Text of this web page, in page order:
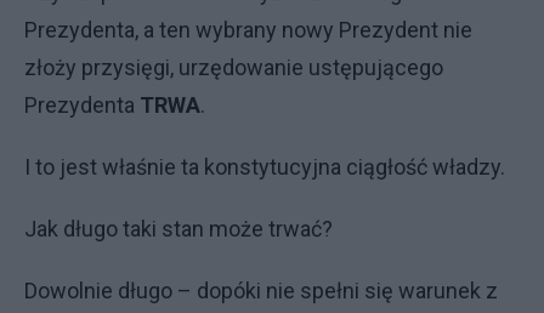
Prezydenta, a ten wybrany nowy Prezydent nie
złoży przysięgi, urzędowanie ustępującego
Prezydenta TRWA.
I to jest właśnie ta konstytucyjna ciągłość władzy.
Jak długo taki stan może trwać?
Dowolnie długo – dopóki nie spełni się warunek z